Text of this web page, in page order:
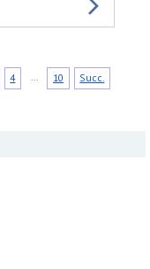
4 ... 10 Succ.